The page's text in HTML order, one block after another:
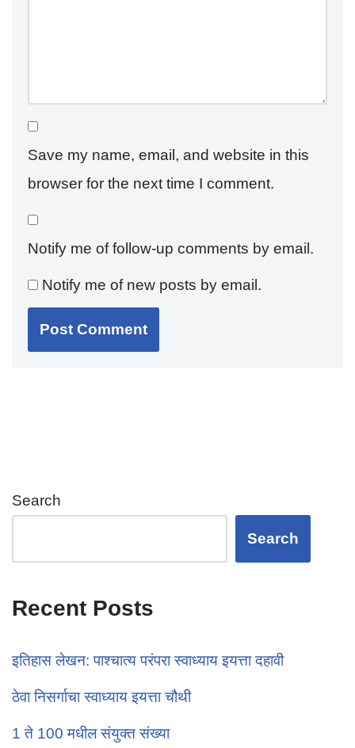
Save my name, email, and website in this
browser for the next time I comment.
Notify me of follow-up comments by email.
Notify me of new posts by email.
Search
Search
Recent Posts
इतिहास लेखन: पाश्चात्य परंपरा स्वाध्याय इयत्ता दहावी
ठेवा निसर्गाचा स्वाध्याय इयत्ता चौथी
1 ते 100 मधील संयुक्त संख्या